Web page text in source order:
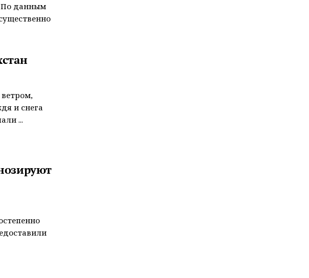
По данным
и снега
...